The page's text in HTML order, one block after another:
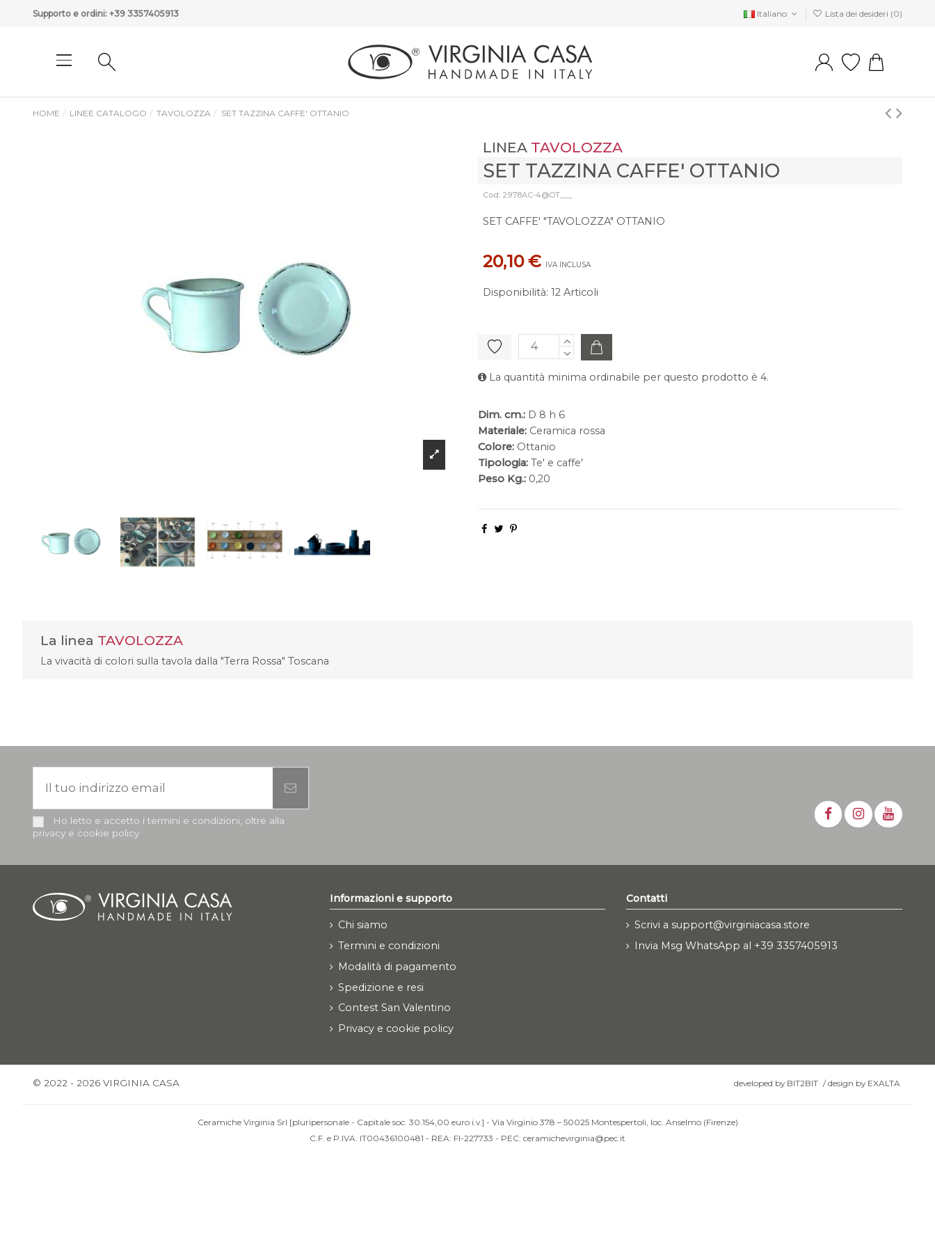
Supporto e ordini: +39 3357405913 Italiano Lista dei desideri (0)
HOME LINEE CATALOGO TAVOLOZZA SET TAZZINA CAFFE' OTTANIO
LINEA TAVOLOZZA
SET TAZZINA CAFFE' OTTANIO
Cod: 2978AC-4@OT___
SET CAFFE' "TAVOLOZZA" OTTANIO
20,10 € IVA INCLUSA
Disponibilità: 12 Articoli
La quantità minima ordinabile per questo prodotto è 4.
Dim. cm.: D 8 h 6
Materiale: Ceramica rossa
Colore: Ottanio
Tipologia: Te' e caffe'
Peso Kg.: 0,20
La linea TAVOLOZZA
La vivacità di colori sulla tavola dalla "Terra Rossa" Toscana
Ho letto e accetto i termini e condizioni, oltre alla
privacy e cookie policy
Informazioni e supporto
Chi siamo
Termini e condizioni
Modalità di pagamento
Spedizione e resi
Contest San Valentino
Privacy e cookie policy
Contatti
Scrivi a support@virginiacasa.store
Invia Msg WhatsApp al +39 3357405913
© 2022 - 2026 VIRGINIA CASA developed by BIT2BIT /design by EXALTA
Ceramiche Virginia Srl [pluripersonale - Capitale soc. 30.154,00 euro i.v.] - Via Virginio 378 – 50025 Montespertoli, loc. Anselmo (Firenze)
C.F. e P.IVA: IT00436100481 - REA: FI-227733 - PEC: ceramichevirginia@pec.it